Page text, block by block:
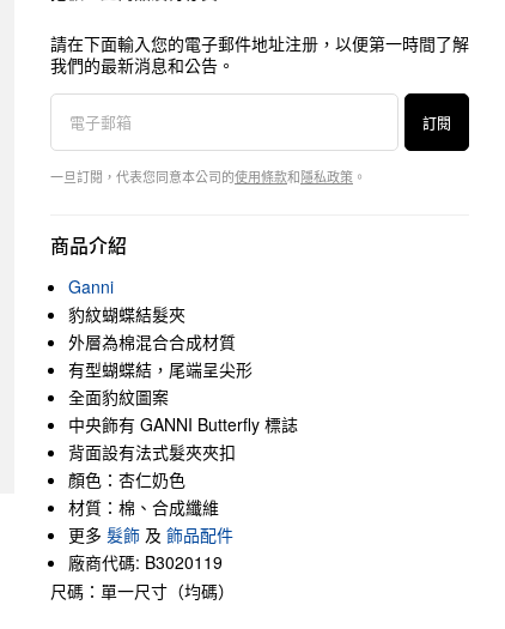
請在下面輸入您的電子郵件地址注册，以便第一時間了解
我們的最新消息和公告。
訂閱
一旦訂閱，代表您同意本公司的使用條款和隱私政策 。
商品介紹
Ganni
豹紋蝴蝶結髮夾
外層為棉混合合成材質
有型蝴蝶結，尾端呈尖形
全面豹紋圖案
中央飾有 GANNI Butterfly 標誌
背面設有法式髮夾夾扣
顏色：杏仁奶色
材質：棉、合成纖維
更多 髮飾 及 飾品配件
廠商代碼: B3020119
尺碼：單一尺寸（均碼）